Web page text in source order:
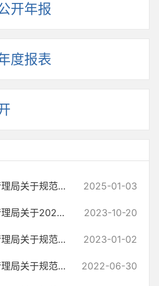
开年报
度报表
天门市市场监督管理局关于规范性文件更新情况的说明 2025-01-03
天门市市场监督管理局关于2023年三季度规范性文件更新情况说明 2023-10-20
天门市市场监督管理局关于规范性文件更新情况的说明 2023-01-02
天门市市场监督管理局关于规范性文件更新情况的说明 2022-06-30